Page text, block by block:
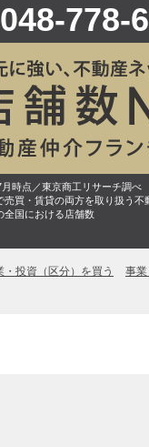
048-778-
時点／東京商工リサーチ調べ
売買・賃貸の両方を取り扱う不
全国における店舗数
・投資（区分）を買う
事業